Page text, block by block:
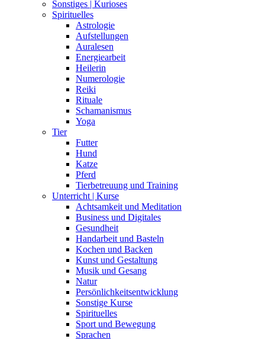
Sonstiges | Kurioses
Spirituelles
Astrologie
Aufstellungen
Auralesen
Energiearbeit
Heilerin
Numerologie
Reiki
Rituale
Schamanismus
Yoga
Tier
Futter
Hund
Katze
Pferd
Tierbetreuung und Training
Unterricht | Kurse
Achtsamkeit und Meditation
Business und Digitales
Gesundheit
Handarbeit und Basteln
Kochen und Backen
Kunst und Gestaltung
Musik und Gesang
Natur
Persönlichkeitsentwicklung
Sonstige Kurse
Spirituelles
Sport und Bewegung
Sprachen